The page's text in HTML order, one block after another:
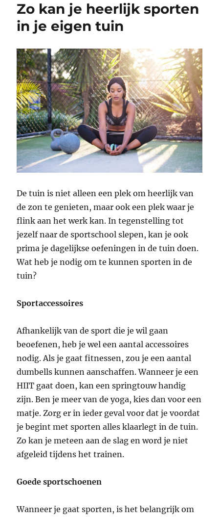
Zo kan je heerlijk sporten
in je eigen tuin
De tuin is niet alleen een plek om heerlijk van
de zon te genieten, maar ook een plek waar je
flink aan het werk kan. In tegenstelling tot
jezelf naar de sportschool slepen, kan je ook
prima je dagelijkse oefeningen in de tuin doen.
Wat heb je nodig om te kunnen sporten in de
tuin?
Sportaccessoires
Afhankelijk van de sport die je wil gaan
beoefenen, heb je wel een aantal accessoires
nodig. Als je gaat fitnessen, zou je een aantal
dumbells kunnen aanschaffen. Wanneer je een
HIIT gaat doen, kan een springtouw handig
zijn. Ben je meer van de yoga, kies dan voor een
matje. Zorg er in ieder geval voor dat je voordat
je begint met sporten alles klaarlegt in de tuin.
Zo kan je meteen aan de slag en word je niet
afgeleid tijdens het trainen.
Goede sportschoenen
Wanneer je gaat sporten, is het belangrijk om